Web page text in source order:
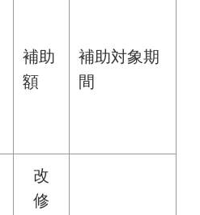
補助
額
補助対象期
間
改
修